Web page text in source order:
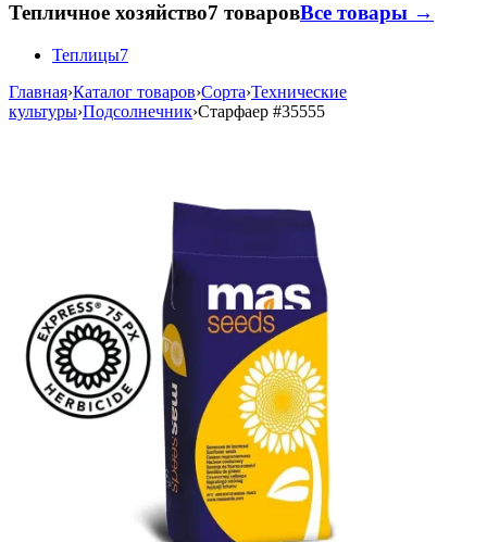
Тепличное хозяйство7 товаровВсе товары →
Теплицы7
Главная›Каталог товаров›Сорта›Технические
культуры›Подсолнечник›Старфаер #35555